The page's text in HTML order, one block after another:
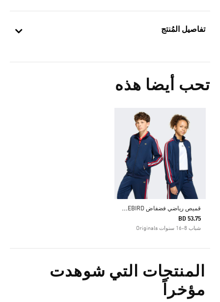
تفاصيل المُنتج
تحب أيضا هذه
ق
ميص رياضي فضفاض FIREBIRD
BD 53.75
شباب 8-16 سنوات Originals
المنتجات التي شوهدت
مؤخراً